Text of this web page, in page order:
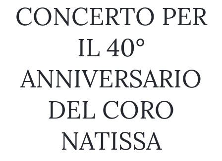
CONCERTO PER
IL 40°
ANNIVERSARIO
DEL CORO
NATISSA